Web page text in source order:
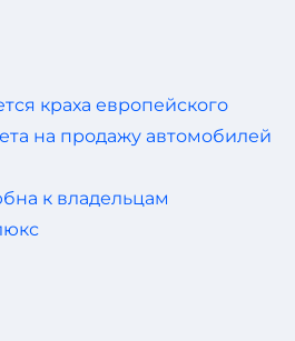
краха европейского
на продажу автомобилей
к владельцам